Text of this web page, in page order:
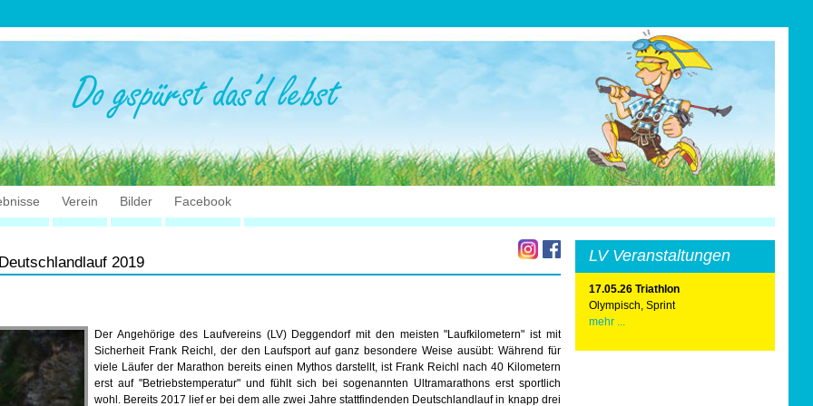
Verein Bilder Facebook
2019
Der Angehörige des Laufvereins (LV) Deggendorf mit den meisten "Laufkilometern" ist mit
Sicherheit Frank Reichl, der den Laufsport auf ganz besondere Weise ausübt: Während für
viele Läufer der Marathon bereits einen Mythos darstellt, ist Frank Reichl nach 40 Kilometern
erst auf "Betriebstemperatur" und fühlt sich bei sogenannten Ultramarathons erst sportlich
wohl. Bereits 2017 lief er bei dem alle zwei Jahre stattfindenden Deutschlandlauf in knapp drei
LV Veranstaltungen
17.05.26 Triathlon
Olympisch, Sprint
mehr ...